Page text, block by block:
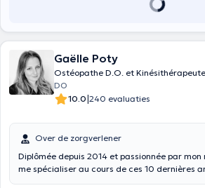
Gaëlle Poty
Ostéopathe D.O. et Kinésithérapeute
DO
10.0|240 evaluaties
Over de zorgverlener
Diplômée depuis 2014 et passionnée par
me spécialiser au cours de ces 10 dernières